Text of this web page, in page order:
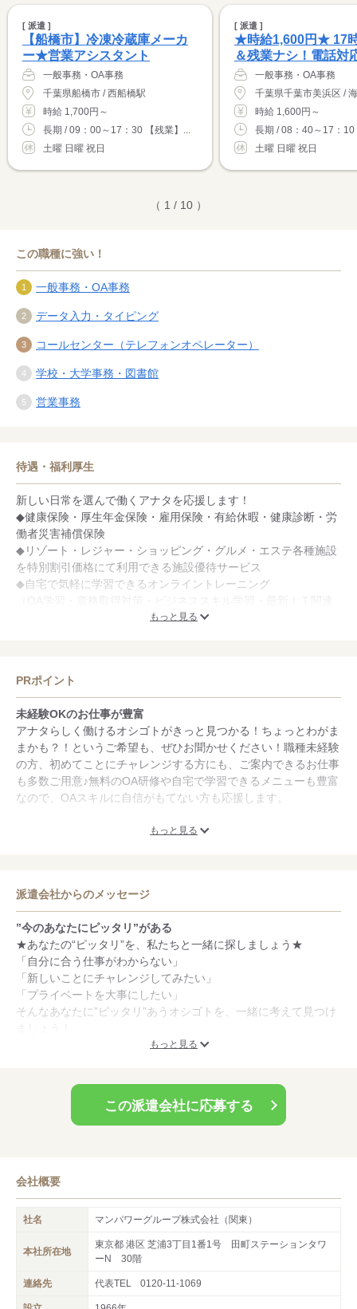
[ 派遣 ]
【船橋市】冷凍冷蔵庫メーカ
ー★営業アシスタント
一般事務・OA事務
千葉県船橋市 / 西船橋駅
時給 1,700円～
長期 / 09：00～17：30 【残業】...
土曜 日曜 祝日
[ 派遣 ]
★時給1,600円★ 17
＆残業ナシ！電話対
一般事務・OA事務
千葉県千葉市美浜区 /
時給 1,600円～
長期 / 08：40～17：10
土曜 日曜 祝日
（ 1 / 10 ）
この職種に強い！
一般事務・OA事務
データ入力・タイピング
コールセンター（テレフォンオペレーター）
学校・大学事務・図書館
営業事務
待遇・福利厚生
新しい日常を選んで働くアナタを応援します！
◆健康保険・厚生年金保険・雇用保険・有給休暇・健康診断・労
働者災害補償保険
◆リゾート・レジャー・ショッピング・グルメ・エステ各種施設
を特別割引価格にて利用できる施設優待サービス
◆自宅で気軽に学習できるオンライントレーニング
もっと見る
PRポイント
未経験OKのお仕事が豊富
アナタらしく働けるオシゴトがきっと見つかる！ちょっとわがま
まかも？！というご希望も、ぜひお聞かせください！職種未経験
の方、初めてことにチャレンジする方にも、ご案内できるお仕事
も多数ご用意♪無料のOA研修や自宅で学習できるメニューも豊富
なので、OAスキルに自信がもてない方も応援します。
語学が活かせるお仕事が豊富
お仕事など、語学力とアナタのご希望にあわせて、ご紹介しま
す！その他の語学（中国語・韓国語など）を活かしたい方も、大
歓迎！
スタッフフォローに自信あり
派遣先で相談できないことなど、なんでも相談してください！
「チョットした事」「聞いてほしいだけ･･･」遠慮しないで教え
てください♪アナタが楽しく、気持ちよく働けるよう、全力でフ
もっと見る
派遣会社からのメッセージ
”今のあなたにピッタリ”がある
★あなたの“ピッタリ”を、私たちと一緒に探しましょう★
「自分に合う仕事がわからない」
「新しいことにチャレンジしてみたい」
「プライベートを大事にしたい」
そんなあなたに”ピッタリ”あうオシゴトを、一緒に考えて見つけ
"人の力を信じる"マンパワーグループはあなたのキャリアを応援
＼来社不要の電話登録会も開催中！／
電話で完結なので顔出しは不要です◎
もっと見る
この派遣会社に応募する
会社概要
社名 マンパワーグループ株式会社（関東）
本社所在地
東京都 港区 芝浦3丁目1番1号 田町ステーションタワ
ーN 30階
連絡先 代表TEL 0120-11-1069